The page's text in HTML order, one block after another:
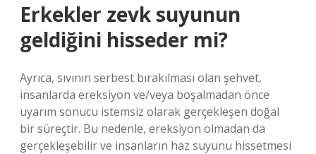
Erkekler zevk suyunun
geldiğini hisseder mi?
Ayrıca, sıvının serbest bırakılması olan şehvet,
insanlarda ereksiyon ve/veya boşalmadan önce
uyarım sonucu istemsiz olarak gerçekleşen doğal
bir süreçtir. Bu nedenle, ereksiyon olmadan da
gerçekleşebilir ve insanların haz suyunu hissetmesi